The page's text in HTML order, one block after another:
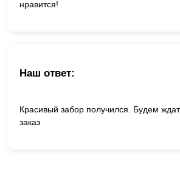
нравится!
Наш ответ:
Красивый забор получился. Будем
заказ